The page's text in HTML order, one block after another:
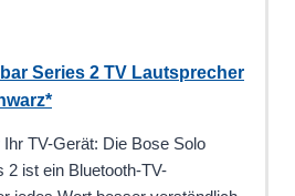
Series 2 TV Lautsprecher
TV-Gerät: Die Bose Solo
2 ist ein Bluetooth-TV-